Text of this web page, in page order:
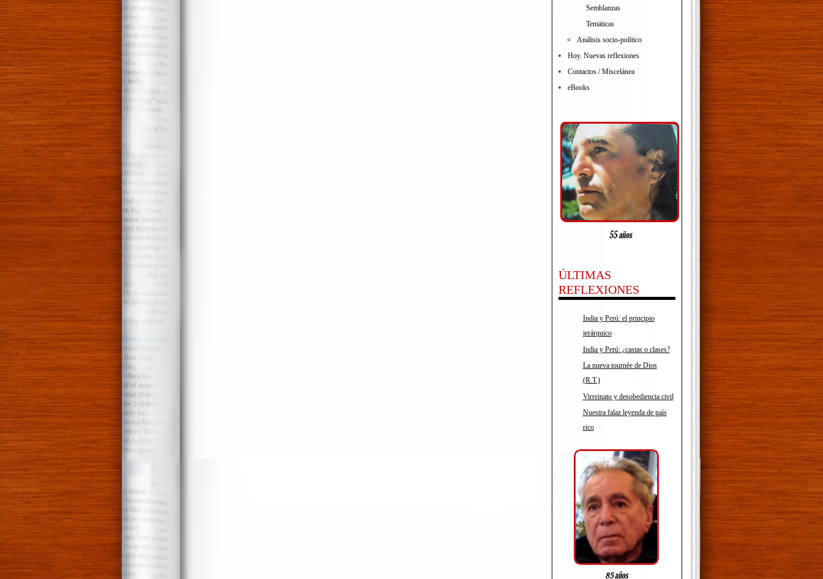
Semblanzas
Temáticas
Análisis socio-político
Hoy. Nuevas reflexiones
Contactos / Miscelánea
eBooks
ÚLTIMAS
REFLEXIONES
India y Perú: el principio
jerárquico
India y Perú: ¿castas o clases?
La nueva tournée de Dios
(R.T.)
Virreinato y desobediencia civil
Nuestra falaz leyenda de país
rico